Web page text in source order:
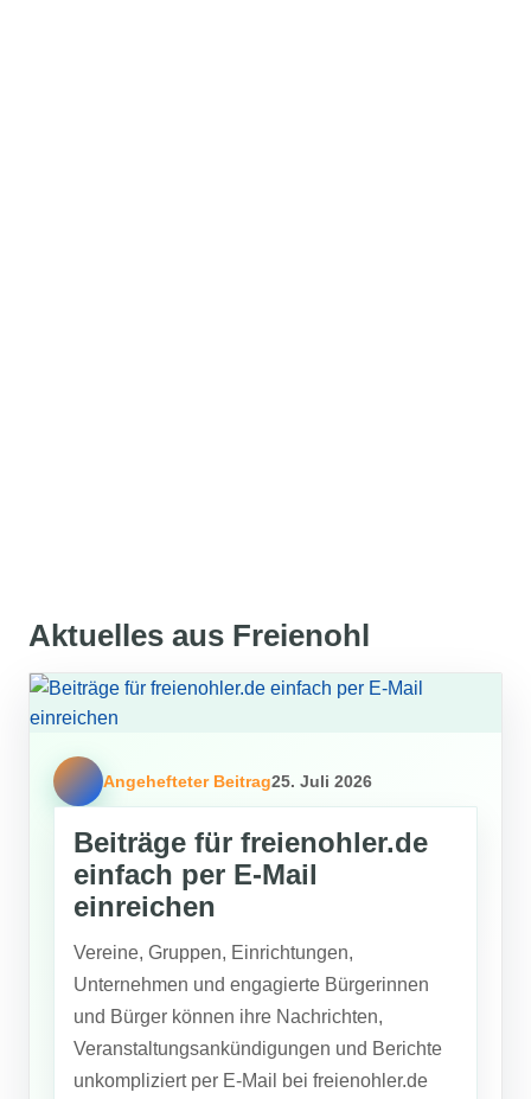
Aktuelles aus Freienohl
Angehefteter Beitrag25. Juli 2026
Beiträge für freienohler.de
einfach per E-Mail
einreichen
Vereine, Gruppen, Einrichtungen,
Unternehmen und engagierte Bürgerinnen
und Bürger können ihre Nachrichten,
Veranstaltungsankündigungen und Berichte
unkompliziert per E-Mail bei freienohler.de